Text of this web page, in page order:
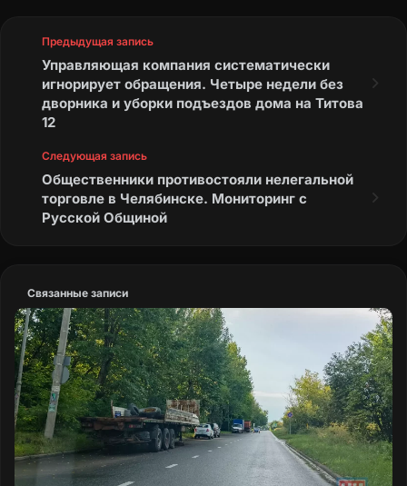
Предыдущая запись
Управляющая компания систематически
игнорирует обращения. Четыре недели без
дворника и уборки подъездов дома на Титова
12
Следующая запись
Общественники противостояли нелегальной
торговле в Челябинске. Мониторинг с
Русской Общиной
Связанные записи